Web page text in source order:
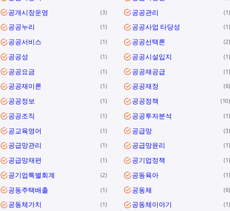
공개시장운영 3 공공관리 1
공공누리 1 공공사업 타당성 1
공공서비스 1 공공선택론 2
공공성 1 공공시설입지 1
공공요금 1 공공재공급 1
공공재이론 1 공공재정 6
공공정보 1 공공정책 10
공공조직 1 공공투자분석 1
공교육영어 1 공급망 3
공급망관리 1 공급망윤리 1
공급망재편 1 공기업정책 1
공기업특별회계 2 공동육아 1
공동주택배출 1 공동체 6
공동체가치 1 공동체이야기 1